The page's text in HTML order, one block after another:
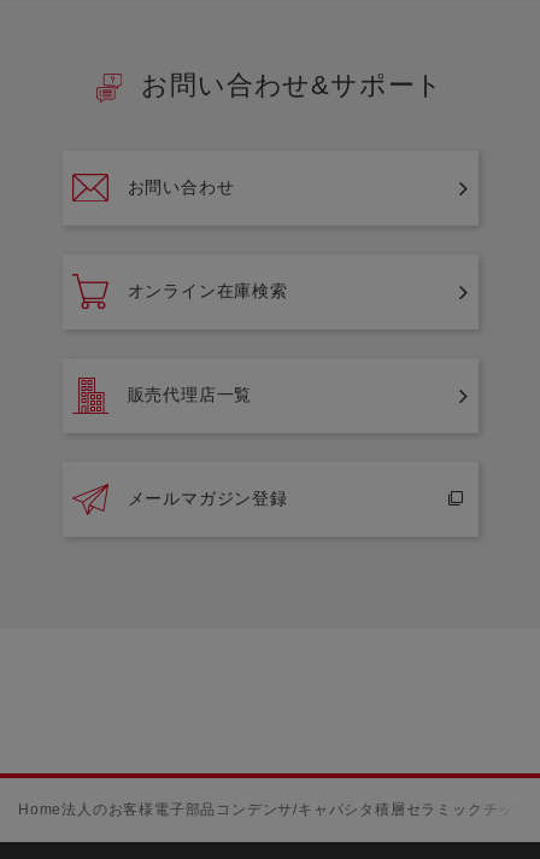
お問い合わせ&サポート
お問い合わせ
オンライン在庫検索
販売代理店一覧
メールマガジン登録
Home法人のお客様 電子部品 コンデンサ/キャパシタ積層セラミックチップ